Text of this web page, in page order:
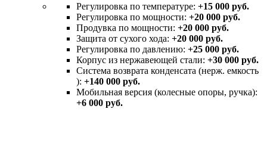
Регулировка по температуре: +15 000 руб.
Регулировка по мощности: +20 000 руб.
Продувка по мощности: +20 000 руб.
Защита от сухого хода: +20 000 руб.
Регулировка по давлению: +25 000 руб.
Корпус из нержавеющей стали: +30 000 руб.
Система возврата конденсата (нерж. емкость
): +140 000 руб.
Мобильная версия (колесные опоры, ручка):
+6 000 руб.